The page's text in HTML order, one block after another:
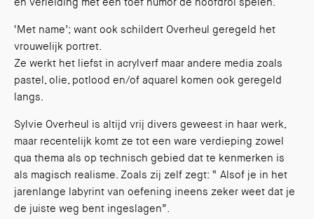
‘Met name’; want ook schildert Overheul geregeld het
vrouwelijk portret.
Ze werkt het liefst in acrylverf maar andere media zoals
pastel, olie, potlood en/of aquarel komen ook geregeld
langs.
Sylvie Overheul is altijd vrij divers geweest in haar werk,
maar recentelijk komt ze tot een ware verdieping zowel
qua thema als op technisch gebied dat te kenmerken is
als magisch realisme. Zoals zij zelf zegt: “ Alsof je in het
jarenlange labyrint van oefening ineens zeker weet dat je
de juiste weg bent ingeslagen”.